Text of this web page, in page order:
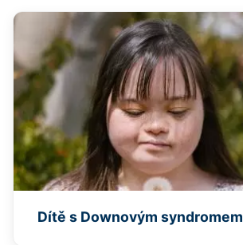
Dítě s Downovým syndromem